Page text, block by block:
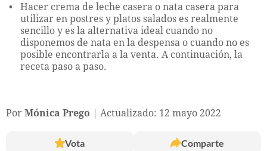
Hacer crema de leche casera o nata casera para
utilizar en postres y platos salados es realmente
sencillo y es la alternativa ideal cuando no
disponemos de nata en la despensa o cuando no es
posible encontrarla a la venta. A continuación, la
receta paso a paso.
Por Mónica Prego Actualizado: 12 mayo 2022
Vota Comparte